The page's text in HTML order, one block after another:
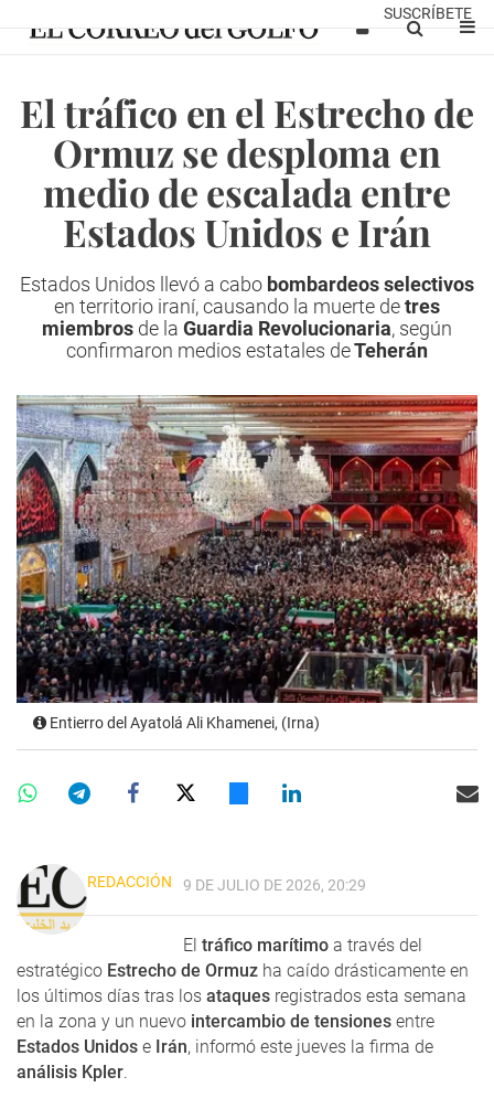
SUSCRÍBETE
El tráfico en el Estrecho de
Ormuz se desploma en
medio de escalada entre
Estados Unidos e Irán
Estados Unidos llevó a cabo bombardeosselectivos
en territorio iraní, causando la muerte detres
miembros de la Guardia Revolucionaria, según
confirmaron medios estatales deTeherán
Entierro del Ayatolá Ali Khamenei, (Irna)
REDACCIÓN 9 DE JULIO DE 2026, 20:29
El tráfico marítimo a través del
estratégico Estrecho de Ormuz ha caído drásticamente en
los últimos días tras los ataques registrados esta semana
en la zona y un nuevo intercambio de tensiones entre
Estados Unidos e Irán, informó este jueves la firma de
análisis Kpler.